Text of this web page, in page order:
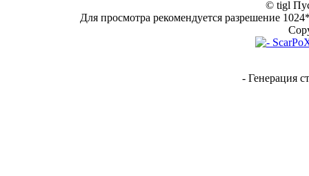
© tigl
Для просмотра рекомендуется разрешение
- Генерация